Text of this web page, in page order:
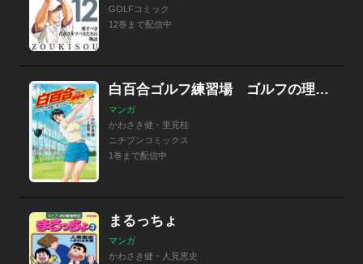
GOLFコミック
12巻まで配信中
白百合ゴルフ練習場 ゴルフの理想と現実編
マンガ
かわさき健・里見桂
ニチブンコミックス
1巻まで配信中
まるっちょ
マンガ
かわさき健・人見恵史